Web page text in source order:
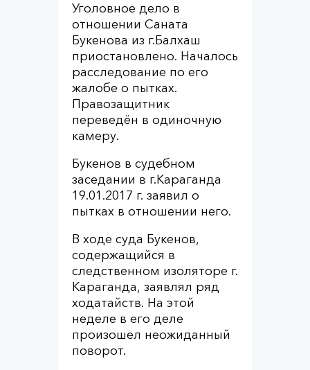
Уголовное дело в
отношении Саната
Букенова из г.Балхаш
приостановлено. Началось
расследование по его
жалобе о пытках.
Правозащитник
переведён в одиночную
камеру.
Букенов в судебном
заседании в г.Караганда
19.01.2017 г. заявил о
пытках в отношении него.
В ходе суда Букенов,
содержащийся в
следственном изоляторе г.
Караганда, заявлял ряд
ходатайств. На этой
неделе в его деле
произошел неожиданный
поворот.